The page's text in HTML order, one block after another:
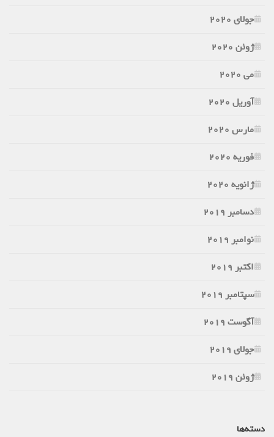
جولای 2020
ژوئن 2020
می 2020
آوریل 2020
مارس 2020
فوریه 2020
ژانویه 2020
دسامبر 2019
نوامبر 2019
اکتبر 2019
سپتامبر 2019
آگوست 2019
جولای 2019
ژوئن 2019
دسته‌ها